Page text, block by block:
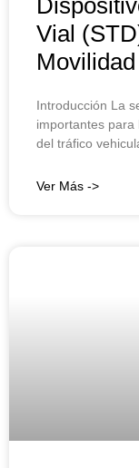
Vial
Movilidad
Introducción La
importantes para
del tráfico
Ver Más ->